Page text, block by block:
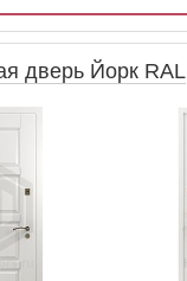
дверь Йорк RAL